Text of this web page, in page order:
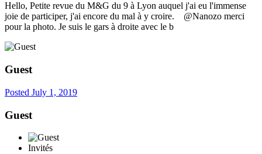
Hello, Petite revue du M&G du 9 à Lyon auquel j'ai eu l'immense
joie de participer, j'ai encore du mal à y croire. @Nanozo merci
pour la photo. Je suis le gars à droite avec le b
Guest
Posted July 1, 2019
Guest
Invités